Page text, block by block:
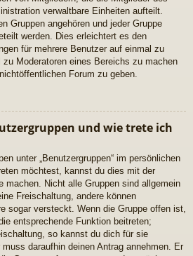
verwaltbare Einheiten aufteilt.
Gruppen angehören und jeder Gruppe
werden. Dies erleichtert es den
für mehrere Benutzer auf einmal zu
Moderatoren eines Bereichs zu machen
Forum zu geben.
und wie trete ich
unter „Benutzergruppen“ im persönlichen
möchtest, kannst du dies mit der
machen. Nicht alle Gruppen sind allgemein
Freischaltung, andere können
sogar versteckt. Wenn die Gruppe offen ist,
entsprechende Funktion beitreten;
so kannst du dich für sie
daraufhin deinen Antrag annehmen. Er